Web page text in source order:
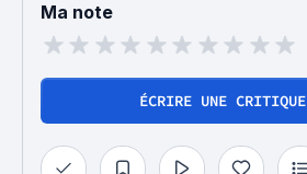
Ma note
ÉCRIRE UNE CRITIQUE